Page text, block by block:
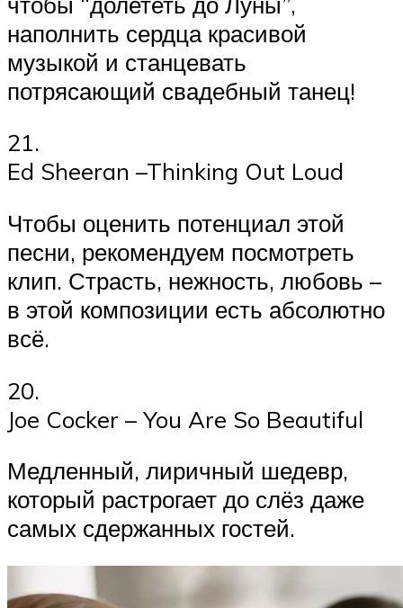
наполнить сердца красивой
музыкой и станцевать
потрясающий свадебный танец!
21.
Ed Sheeran –Thinking Out Loud
Чтобы оценить потенциал этой
песни, рекомендуем посмотреть
клип. Страсть, нежность, любовь –
в этой композиции есть абсолютно
всё.
20.
Joe Cocker – You Are So Beautiful
Медленный, лиричный шедевр,
который растрогает до слёз даже
самых сдержанных гостей.